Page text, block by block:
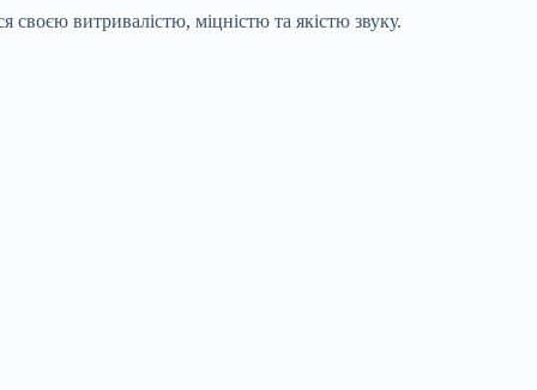
витривалістю, міцністю та якістю звуку.